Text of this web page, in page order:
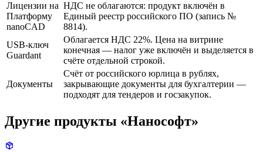
Лицензии на
Платформу
nanoCAD
НДС не облагаются: продукт включён в
Единый реестр российского ПО (запись №
8814).
USB-ключ
Guardant
Облагается НДС 22%. Цена на витрине
конечная — налог уже включён и выделяется в
счёте отдельной строкой.
Документы
Счёт от российского юрлица в рублях,
закрывающие документы для бухгалтерии —
подходят для тендеров и госзакупок.
Другие продукты «Нанософт»